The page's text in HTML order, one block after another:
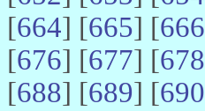
[664] [665] [666
[676] [677] [678
[688] [689] [690